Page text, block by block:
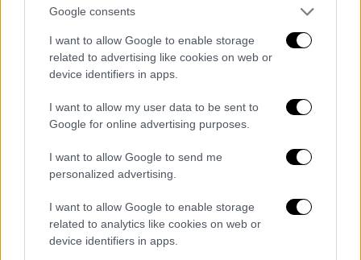
Google consents
I want to allow Google to enable storage
related to advertising like cookies on web or
device identifiers in apps.
I want to allow my user data to be sent to
Google for online advertising purposes.
I want to allow Google to send me
personalized advertising.
I want to allow Google to enable storage
related to analytics like cookies on web or
device identifiers in apps.
βιβλίο Γκίνες. Η ατμόσφαιρα που
δημιουργούν οι φίλαθλοι των Kansas City
Chiefs το έχει μετατρέψει σε μία από τις πιο
επιβλητικές έδρες της Βόρειας Αμερικής
και το Μουντιάλ θα προσθέσει ακόμη ένα
κεφάλαιο στην ιστορία του.
Αγώνες
20 Ιουνίου – Εκουαδόρ - Κουρασάο
25 Ιουνίου – Τυνησία - Ολλανδία